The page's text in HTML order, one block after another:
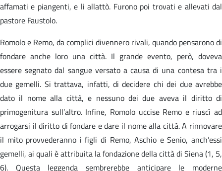
affamati e piangenti, e li allattò. Furono poi trovati e allevati dal
pastore Faustolo.
Romolo e Remo, da complici divennero rivali, quando pensarono di
fondare anche loro una città. Il grande evento, però, doveva
essere segnato dal sangue versato a causa di una contesa tra i
due gemelli. Si trattava, infatti, di decidere chi dei due avrebbe
dato il nome alla città, e nessuno dei due aveva il diritto di
primogenitura sull’altro. Infine, Romolo uccise Remo e riuscì ad
arrogarsi il diritto di fondare e dare il nome alla città. A rinnovare
il mito provvederanno i figli di Remo, Aschio e Senio, anch’essi
gemelli, ai quali è attribuita la fondazione della città di Siena (1, 5,
6). Questa leggenda sembrerebbe anticipare le moderne